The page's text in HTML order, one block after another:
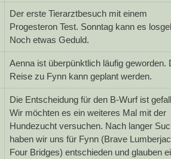
Der erste Tierarztbesuch mit einem
Progesteron Test. Sonntag kann es
Noch etwas Geduld.
Aenna ist überpünktlich läufig geworden.
Reise zu Fynn kann geplant werden.
Die Entscheidung für den B-Wurf ist
Wir möchten es ein weiteres Mal mit der
Hundezucht versuchen. Nach langer
haben wir uns für Fynn (Brave
Four Bridges) entschieden und glauben